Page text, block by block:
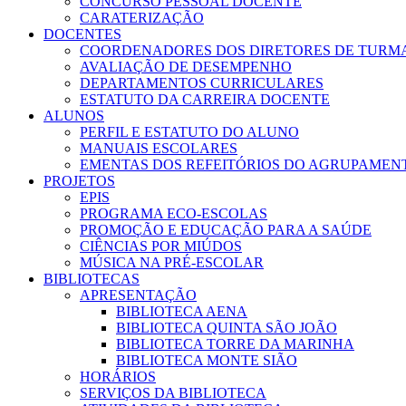
CARATERIZAÇÃO
DOCENTES
COORDENADORES DOS DIRETORES DE
AVALIAÇÃO DE DESEMPENHO
DEPARTAMENTOS CURRICULARES
ESTATUTO DA CARREIRA DOCENTE
ALUNOS
PERFIL E ESTATUTO DO ALUNO
MANUAIS ESCOLARES
EMENTAS DOS REFEITÓRIOS DO
PROJETOS
EPIS
PROGRAMA ECO-ESCOLAS
PROMOÇÃO E EDUCAÇÃO PARA A SAÚDE
CIÊNCIAS POR MIÚDOS
MÚSICA NA PRÉ-ESCOLAR
BIBLIOTECAS
APRESENTAÇÃO
BIBLIOTECA AENA
BIBLIOTECA QUINTA SÃO JOÃO
BIBLIOTECA TORRE DA MARINHA
BIBLIOTECA MONTE SIÃO
HORÁRIOS
SERVIÇOS DA BIBLIOTECA